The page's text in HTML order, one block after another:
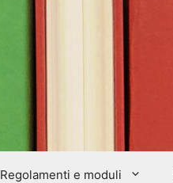
Regolamenti e moduli